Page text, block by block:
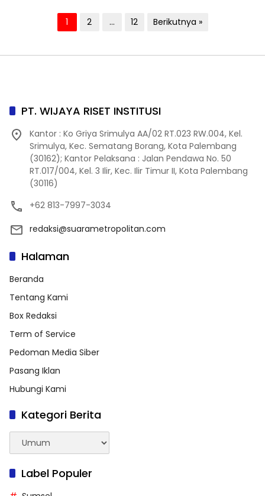
1 2 … 12 Berikutnya »
PT. WIJAYA RISET INSTITUSI
Kantor : Ko Griya Srimulya AA/02 RT.023 RW.004, Kel.
Srimulya, Kec. Sematang Borang, Kota Palembang
(30162); Kantor Pelaksana : Jalan Pendawa No. 50
RT.017/004, Kel. 3 Ilir, Kec. Ilir Timur II, Kota Palembang
(30116)
+62 813-7997-3034
redaksi@suarametropolitan.com
Halaman
Beranda
Tentang Kami
Box Redaksi
Term of Service
Pedoman Media Siber
Pasang Iklan
Hubungi Kami
Kategori Berita
Berita
Label Populer